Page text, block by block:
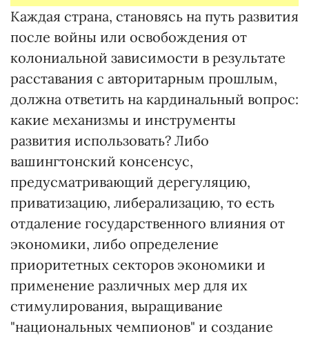
Каждая страна, становясь на путь развития
после войны или освобождения от
колониальной зависимости в результате
расставания с авторитарным прошлым,
должна ответить на кардинальный вопрос:
какие механизмы и инструменты
развития использовать? Либо
вашингтонский консенсус,
предусматривающий дерегуляцию,
приватизацию, либерализацию, то есть
отдаление государственного влияния от
экономики, либо определение
приоритетных секторов экономики и
применение различных мер для их
стимулирования, выращивание
"национальных чемпионов" и создание